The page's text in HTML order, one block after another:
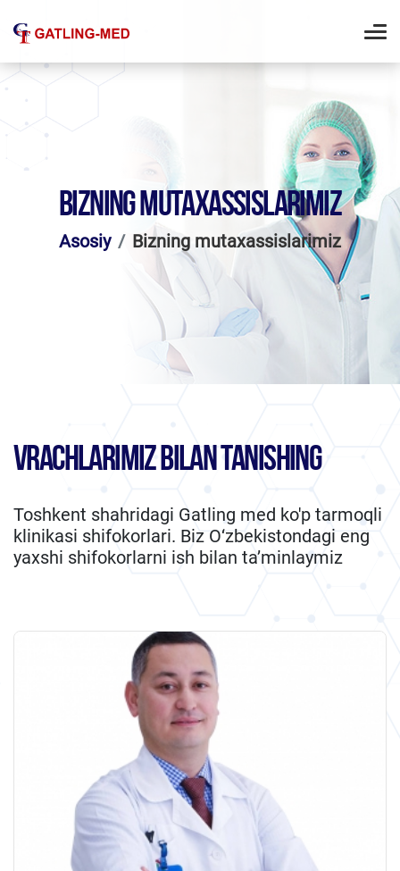
BIZNING MUTAXASSISLARIMIZ
Asosiy Bizning mutaxassislarimiz
VRACHLARIMIZ BILAN TANISHING
Toshkent shahridagi Gatling med ko'p tarmoqli
klinikasi shifokorlari. Biz O‘zbekistondagi eng
yaxshi shifokorlarni ish bilan ta’minlaymiz